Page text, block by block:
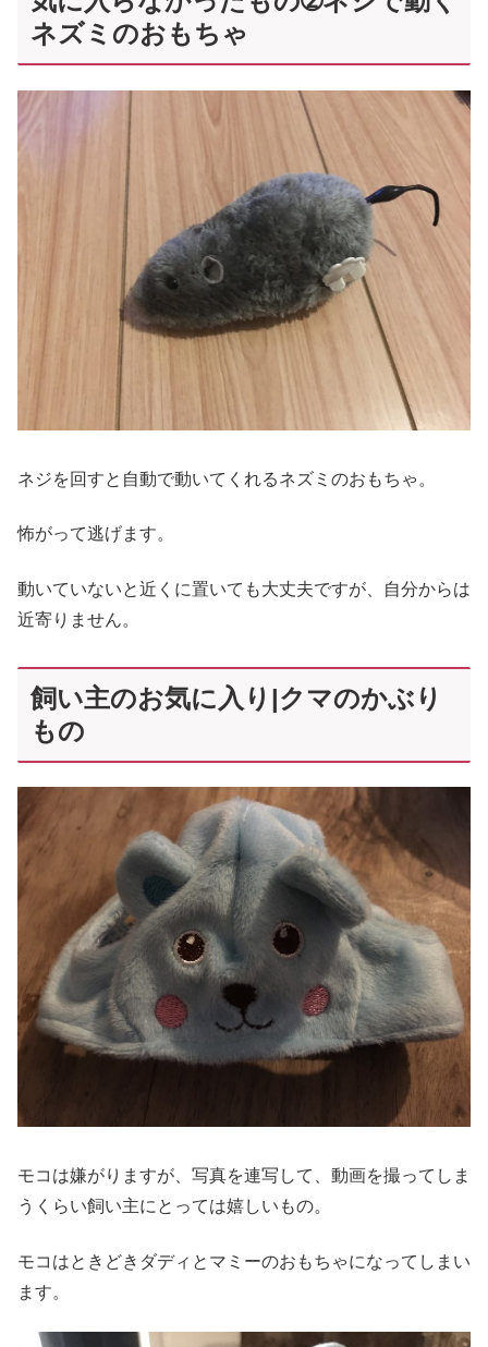
ネズミのおもちゃ
ネジを回すと自動で動いてくれるネズミのおもちゃ。
怖がって逃げます。
動いていないと近くに置いても大丈夫ですが、自分からは
近寄りません。
飼い主のお気に入り|クマのかぶり
もの
モコは嫌がりますが、写真を連写して、動画を撮ってしま
うくらい飼い主にとっては嬉しいもの。
モコはときどきダディとマミーのおもちゃになってしまい
ます。